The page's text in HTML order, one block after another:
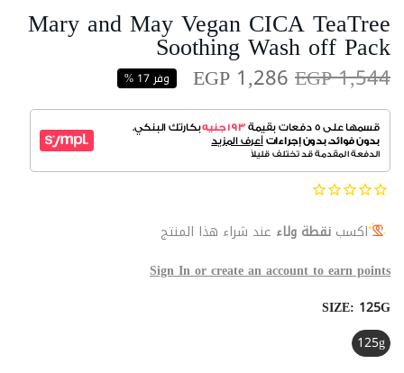
Mary and May Vegan CICA TeaTree
Soothing Wash off Pack
EGP 1,544
EGP 1,286 وفر 17 %
اكسب نقطة ولاء عند شراء هذا المنتج
Sign In or create an account to earn points
SIZE: 125G
125g